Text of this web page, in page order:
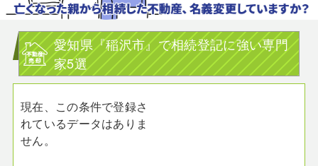
愛知県『稲沢市』で相続登記に強い専門
家5選
現在、この条件で登録さ
れているデータはありま
せん。